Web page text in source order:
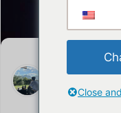
Lettre datée du
l'UnionClose